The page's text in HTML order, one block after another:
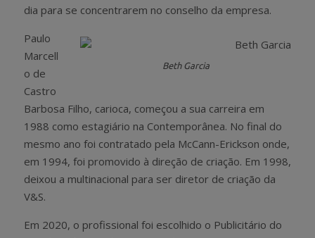
dia para se concentrarem no conselho da empresa.
Beth Garcia
Paulo
Marcell
o de
Castro
Barbosa Filho, carioca, começou a sua carreira em
1988 como estagiário na Contemporânea. No final do
mesmo ano foi contratado pela McCann-Erickson onde,
em 1994, foi promovido à direção de criação. Em 1998,
deixou a multinacional para ser diretor de criação da
V&S.
Em 2020, o profissional foi escolhido o Publicitário do